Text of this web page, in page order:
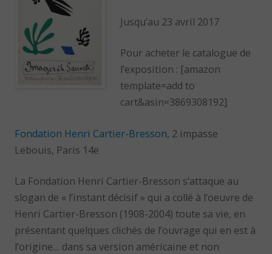
Jusqu’au 23 avril 2017
Pour acheter le catalogue de
l’exposition : [amazon
template=add to
cart&asin=3869308192]
Fondation Henri Cartier-Bresson, 2 impasse
Lebouis, Paris 14e
La Fondation Henri Cartier-Bresson s’attaque au
slogan de « l’instant décisif » qui a collé à l’oeuvre de
Henri Cartier-Bresson (1908-2004) toute sa vie, en
présentant quelques clichés de l’ouvrage qui en est à
l’origine… dans sa version américaine et non